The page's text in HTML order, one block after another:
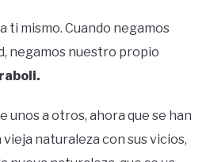
ti mismo. Cuando negamos
negamos nuestro propio
unos a otros, ahora que se han
naturaleza con sus vicios,